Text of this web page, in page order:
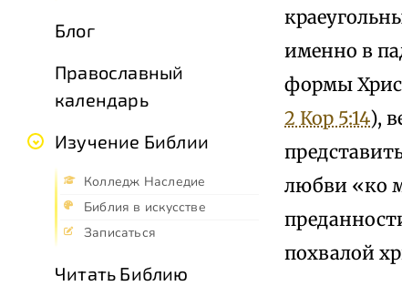
Блог
Православный
календарь
Изучение Библии
Колледж Наследие
Библия в искусстве
Записаться
Читать Библию
именно в
формы
2 Кор 5:14),
любви «ко
похвалой